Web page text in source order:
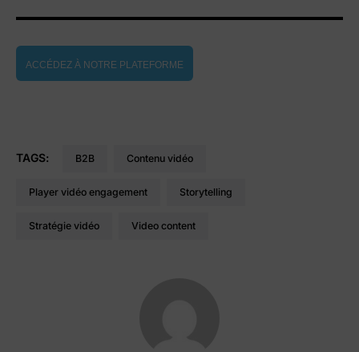
ACCÉDEZ À NOTRE PLATEFORME
TAGS: B2B contenu vidéo
player vidéo engagement storytelling
stratégie vidéo video content